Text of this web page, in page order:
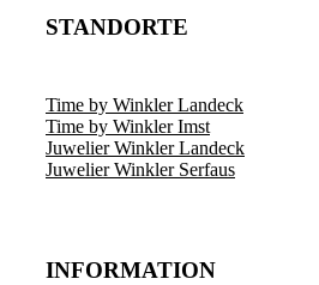
STANDORTE
Time by Winkler Landeck
Time by Winkler Imst
Juwelier Winkler Landeck
Juwelier Winkler Serfaus
INFORMATION